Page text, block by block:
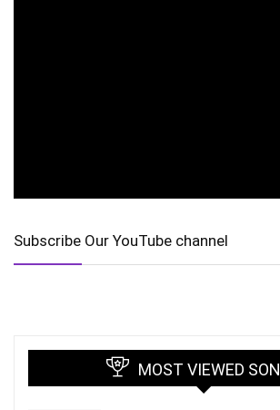
Subscribe Our YouTube channel
MOST VIEWED